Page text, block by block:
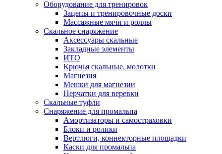
Оборудование для тренировок
Зацепы и тренировочные доски
Массажные мячи и роллы
Скальное снаряжение
Аксессуары скальные
Закладные элементы
ИТО
Крючья скальные, молотки
Магнезия
Мешки для магнезии
Перчатки для веревки
Скальные туфли
Снаряжение для промальпа
Амортизаторы и самостраховки
Блоки и ролики
Вертлюги, коннекторные площадки
Каски для промальпа